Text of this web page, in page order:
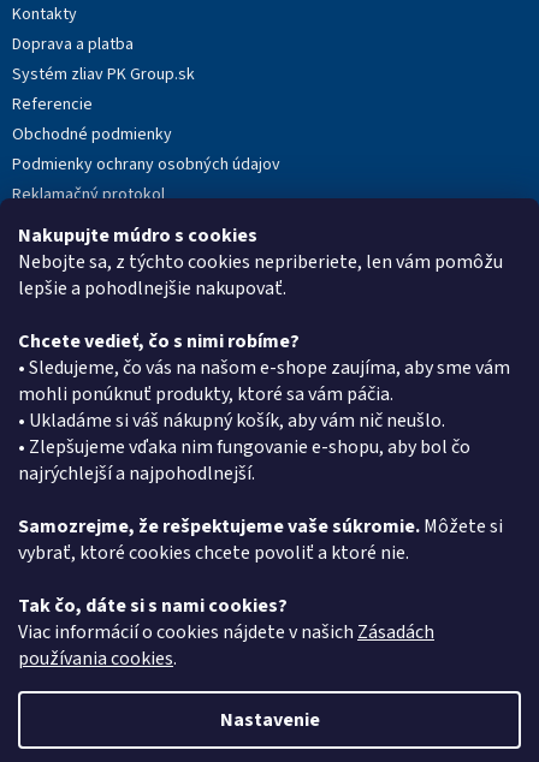
Nakupujte múdro s cookies
Nebojte sa, z týchto cookies nepriberiete, len vám pomôžu
lepšie a pohodlnejšie nakupovať.
Chcete vedieť, čo s nimi robíme?
• Sledujeme, čo vás na našom e-shope zaujíma, aby sme vám
mohli ponúknuť produkty, ktoré sa vám páčia.
• Ukladáme si váš nákupný košík, aby vám nič neušlo.
• Zlepšujeme vďaka nim fungovanie e-shopu, aby bol čo
najrýchlejší a najpohodlnejší.
Samozrejme, že rešpektujeme vaše súkromie.Môžete si
vybrať, ktoré cookies chcete povoliť a ktoré nie.
Tak čo, dáte si s nami cookies?
Viac informácií o cookies nájdete v našich Zásadách
používania cookies.
Nastavenie
Kontakty
Doprava a platba
Systém zliav PK Group.sk
Referencie
Obchodné podmienky
Podmienky ochrany osobných údajov
Reklamačný protokol
Novinky
Moja objednávka
Kontakt
eshop@pkgroup.sk
+420739079933
+420734621131
Vyhľadávanie
HĽADAŤ
Vytvoril Shoptet